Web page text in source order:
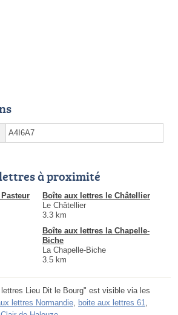
A4I6A7
à proximité
Boîte aux lettres le Châtellier
Le Châtellier
3.3 km
Boîte aux lettres la Chapelle-
Biche
La Chapelle-Biche
3.5 km
Lieu Dit le Bourg" est visible via les
lettres Normandie boite aux lettres 61